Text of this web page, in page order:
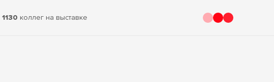
1130 коллег на выставке